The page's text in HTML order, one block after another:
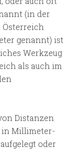
(in der
genannt) ist
Werkzeug
als auch im
Distanzen
in Millimeter-
oder